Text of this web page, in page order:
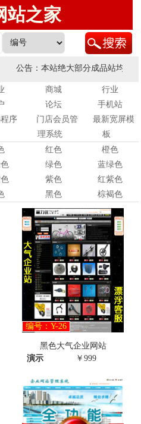
站之家
公告：本站绝大部分成品站均支
商城
行业
论坛
手机站
序
门店会员管
理系统
最新宽屏模
板
红色
橙色
绿色
蓝绿色
紫色
红紫色
黑色 棕褐色
编号：Y-26
黑色大气企业网站
演示
￥999